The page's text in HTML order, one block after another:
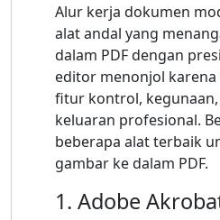
Alur kerja dokumen
alat andal yang
dalam PDF dengan
editor menonjol
fitur kontrol,
keluaran profesional.
beberapa alat terbaik
gambar ke dalam PDF.
1. Adobe